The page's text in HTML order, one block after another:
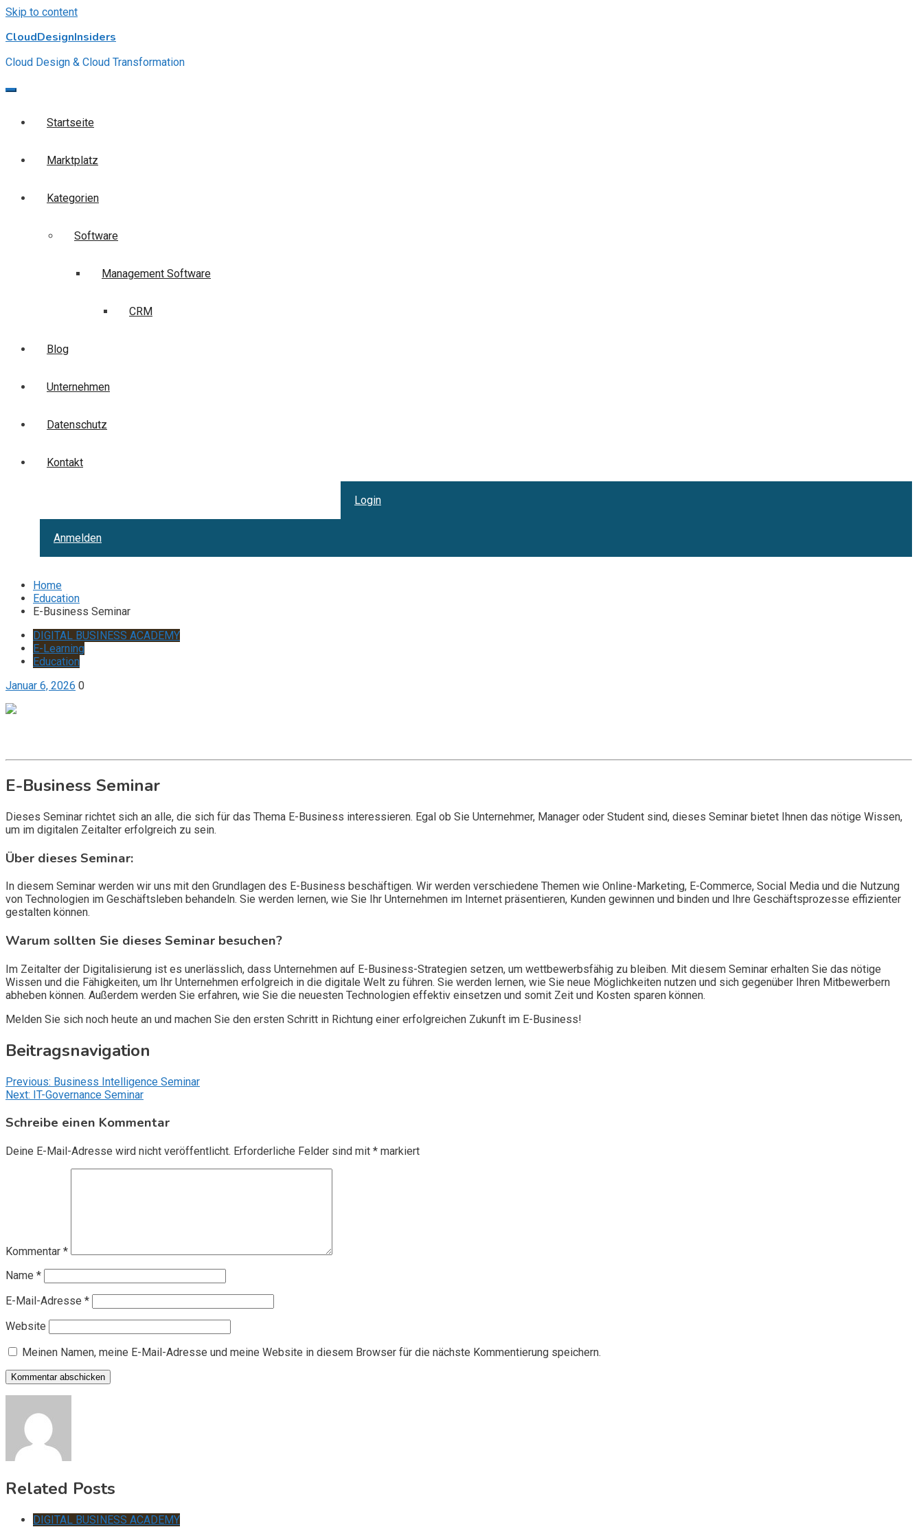
Skip to content
CloudDesignInsiders
Cloud Design & Cloud Transformation
Startseite
Marktplatz
Kategorien
Software
Management Software
CRM
Blog
Unternehmen
Datenschutz
Kontakt
Login
Anmelden
Home
Education
E-Business Seminar
DIGITAL BUSINESS ACADEMY
E-Learning
Education
Januar 6, 2026 0
E-Business Seminar
Dieses Seminar richtet sich an alle, die sich für das Thema E-Business interessieren. Egal ob Sie Unternehmer, Manager oder Student sind, dieses Seminar bietet Ihnen das nötige Wissen,
um im digitalen Zeitalter erfolgreich zu sein.
Über dieses Seminar:
In diesem Seminar werden wir uns mit den Grundlagen des E-Business beschäftigen. Wir werden verschiedene Themen wie Online-Marketing, E-Commerce, Social Media und die Nutzung
von Technologien im Geschäftsleben behandeln. Sie werden lernen, wie Sie Ihr Unternehmen im Internet präsentieren, Kunden gewinnen und binden und Ihre Geschäftsprozesse effizienter
gestalten können.
Warum sollten Sie dieses Seminar besuchen?
Im Zeitalter der Digitalisierung ist es unerlässlich, dass Unternehmen auf E-Business-Strategien setzen, um wettbewerbsfähig zu bleiben. Mit diesem Seminar erhalten Sie das nötige
Wissen und die Fähigkeiten, um Ihr Unternehmen erfolgreich in die digitale Welt zu führen. Sie werden lernen, wie Sie neue Möglichkeiten nutzen und sich gegenüber Ihren Mitbewerbern
abheben können. Außerdem werden Sie erfahren, wie Sie die neuesten Technologien effektiv einsetzen und somit Zeit und Kosten sparen können.
Melden Sie sich noch heute an und machen Sie den ersten Schritt in Richtung einer erfolgreichen Zukunft im E-Business!
Beitragsnavigation
Previous: Business Intelligence Seminar
Next: IT-Governance Seminar
Schreibe einen Kommentar
Deine E-Mail-Adresse wird nicht veröffentlicht. Erforderliche Felder sind mit * markiert
Kommentar *
Name *
E-Mail-Adresse *
Website
Meinen Namen, meine E-Mail-Adresse und meine Website in diesem Browser für die nächste Kommentierung speichern.
Related Posts
DIGITAL BUSINESS ACADEMY